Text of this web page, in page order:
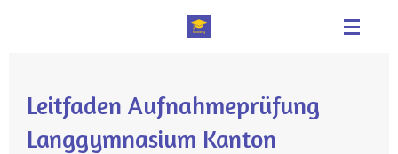
Leitfaden Aufnahmeprüfung
Langgymnasium Kanton